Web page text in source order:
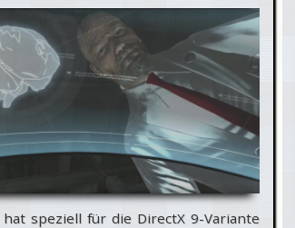
speziell für die DirectX 9-Variante